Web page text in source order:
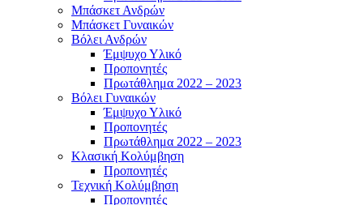
Μπάσκετ Ανδρών
Μπάσκετ Γυναικών
Βόλει Ανδρών
Έμψυχο Υλικό
Προπονητές
Πρωτάθλημα 2022 – 2023
Βόλει Γυναικών
Έμψυχο Υλικό
Προπονητές
Πρωτάθλημα 2022 – 2023
Κλασική Κολύμβηση
Προπονητές
Τεχνική Κολύμβηση
Προπονητές